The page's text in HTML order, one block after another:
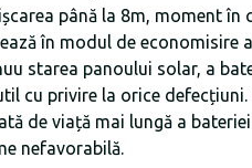
până la 8m, moment în
în modul de economisire a
starea panoului solar, a
cu privire la orice defecțiuni.
de viață mai lungă a
nefavorabilă.